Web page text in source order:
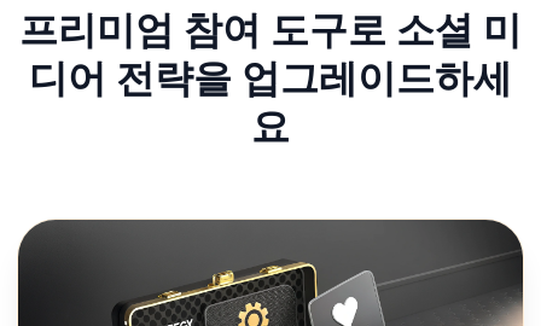
프리미엄 참여 도구로 소셜 미
디어 전략을 업그레이드하세
요